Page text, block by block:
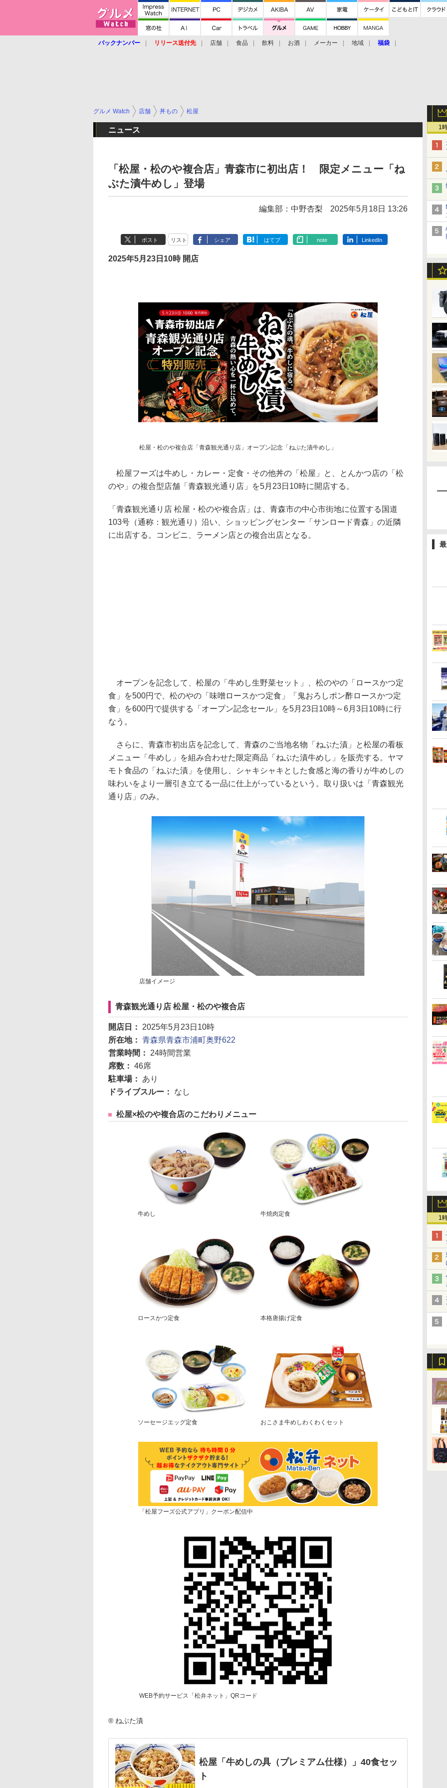
バックナンバー リリース送付先 店舗 食品 飲料 お酒 メーカー 地域 福袋
1
1
グルメ Watch 店舗 丼もの 松屋
ニュース
「松屋・松のや複合店」青森市に初出店！ 限定メニュー「ね
ぶた漬牛めし」登場
編集部：中野杏梨 2025年5月18日 13:26
ポスト リスト シェア はてブ note LinkedIn
2025年5月23日10時 開店
松屋・松のや複合店「青森観光通り店」オープン記念「ねぶた漬牛めし」
松屋フーズは牛めし・カレー・定食・その他丼の「松屋」と、とんかつ店の「松
のや」の複合型店舗「青森観光通り店」を5月23日10時に開店する。
「青森観光通り店 松屋・松のや複合店」は、青森市の中心市街地に位置する国道
103号（通称：観光通り）沿い、ショッピングセンター「サンロード青森」の近隣
に出店する。コンビニ、ラーメン店との複合出店となる。
オープンを記念して、松屋の「牛めし生野菜セット」、松のやの「ロースかつ定
食」を500円で、松のやの「味噌ロースかつ定食」「鬼おろしポン酢ロースかつ定
食」を600円で提供する「オープン記念セール」を5月23日10時～6月3日10時に行
なう。
さらに、青森市初出店を記念して、青森のご当地名物「ねぶた漬」と松屋の看板
メニュー「牛めし」を組み合わせた限定商品「ねぶた漬牛めし」を販売する。ヤマ
モト食品の「ねぶた漬」を使用し、シャキシャキとした食感と海の香りが牛めしの
味わいをより一層引き立てる一品に仕上がっているという。取り扱いは「青森観光
通り店」のみ。
店舗イメージ
青森観光通り店 松屋・松のや複合店
開店日： 2025年5月23日10時
所在地： 青森県青森市浦町奥野622
営業時間： 24時間営業
席数： 46席
駐車場： あり
ドライブスルー： なし
松屋×松のや複合店のこだわりメニュー
牛めし 牛焼肉定食
ロースかつ定食 本格唐揚げ定食
ソーセージエッグ定食 おこさま牛めしわくわくセット
「松屋フーズ公式アプリ」クーポン配信中
WEB予約サービス「松弁ネット」QRコード
® ねぶた漬
松屋「牛めしの具（プレミアム仕様）」40食セッ
ト